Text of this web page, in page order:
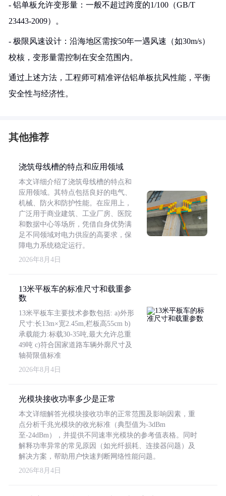
- 铝单板允许变形量：一般不超过跨度的1/100（GB/T
23443-2009）。
- 极限风速设计：沿海地区需按50年一遇风速（如30m/s）
校核，变形量需控制在安全范围内。
通过上述方法，工程师可精准评估铝单板抗风性能，平衡
安全性与经济性。
其他推荐
浇筑母线槽的特点和应用领域
本文详细介绍了浇筑母线槽的特点和
应用领域。其特点包括良好的电气、
机械、防火和防护性能。在应用上，
广泛用于商业建筑、工业厂房、医院
和数据中心等场所，凭借自身优势满
足不同领域对电力供应的高要求，保
障电力系统稳定运行。
2026年8月4日
13米平板车的标准尺寸和载重参
数
13米平板车主要技术参数包括: a)外形
尺寸:长13m×宽2.45m,栏板高55cm b)
承载能力:标载30-35吨,最大允许总重
49吨 c)符合国家道路车辆外廓尺寸及
轴荷限值标准
2026年8月4日
光模块接收功率多少是正常
本文详细解答光模块接收功率的正常范围及影响因素，重
点分析千兆光模块的收光标准（典型值为-3dBm
至-24dBm），并提供不同速率光模块的参考值表格。同时
解释功率异常的常见原因（如光纤损耗、连接器问题）及
解决方案，帮助用户快速判断网络性能问题。
2026年8月4日